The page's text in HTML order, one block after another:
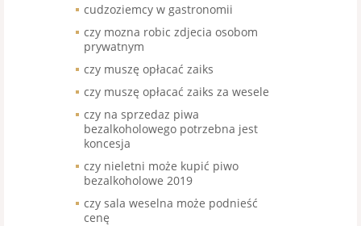
cudzoziemcy w gastronomii
czy mozna robic zdjecia osobom
prywatnym
czy muszę opłacać zaiks
czy muszę opłacać zaiks za wesele
czy na sprzedaz piwa
bezalkoholowego potrzebna jest
koncesja
czy nieletni może kupić piwo
bezalkoholowe 2019
czy sala weselna może podnieść
cenę